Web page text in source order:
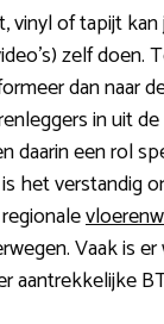
vinyl of tapijt
zelf doen.
dan naar
in uit
daarin een rol
het verstandig
Vaak is
aantrekkelijke